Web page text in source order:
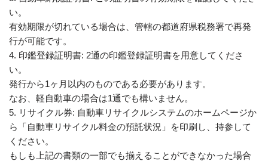
い。
有効期限が切れている場合は、管轄の都道府県税務署で再発
行が可能です。
4. 印鑑登録証明書: 2通の印鑑登録証明書を用意してくださ
い。
発行から1ヶ月以内のものである必要があります。
なお、軽自動車の場合は1通でも構いません。
5. リサイクル券: 自動車リサイクルシステムのホームページか
ら「自動車リサイクル料金の預託状況」を印刷し、持参して
ください。
もしも上記の書類の一部でも揃えることができなかった場合